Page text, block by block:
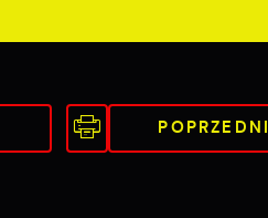
POPRZEDNI